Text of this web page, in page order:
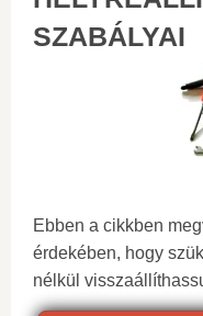
SZABÁLYAI
Ebben a cikkben
érdekében, hogy
nélkül